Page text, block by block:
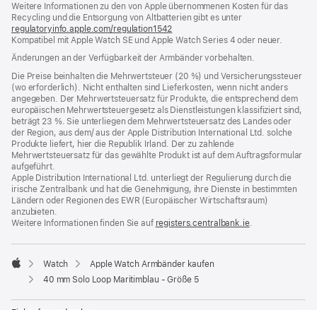
neues
Fenster)
Weitere Informationen zu den von Apple übernommenen Kosten für das
Recycling und die Entsorgung von Altbatterien gibt es unter
regulatoryinfo.apple.com/regulation1542
ein
neues
Fenster)
Kompatibel mit Apple Watch SE und Apple Watch Series 4 oder neuer.
Änderungen an der Verfügbarkeit der Armbänder vorbehalten.
Die Preise beinhalten die Mehrwertsteuer (20 %) und Versicherungssteuer
(wo erforderlich). Nicht enthalten sind Lieferkosten, wenn nicht anders
angegeben. Der Mehrwertsteuersatz für Produkte, die entsprechend dem
europäischen Mehrwertsteuergesetz als Dienstleistungen klassifiziert sind,
beträgt 23 %. Sie unterliegen dem Mehrwertsteuersatz des Landes oder
der Region, aus dem/ aus der Apple Distribution International Ltd. solche
Produkte liefert, hier die Republik Irland. Der zu zahlende
Mehrwertsteuersatz für das gewählte Produkt ist auf dem Auftragsformular
aufgeführt.
Apple Distribution International Ltd. unterliegt der Regulierung durch die
irische Zentralbank und hat die Genehmigung, ihre Dienste in bestimmten
Ländern oder Regionen des EWR (Europäischer Wirtschaftsraum)
anzubieten.
Weitere Informationen finden Sie auf registers.centralbank.ie(Öffnet
neues
.
Apple
Watch
Apple Watch Armbänder kaufen
40 mm Solo Loop Maritimblau - Größe 5